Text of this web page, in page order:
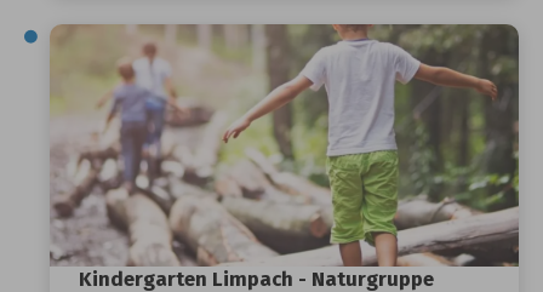
Kindergarten Limpach - Naturgruppe